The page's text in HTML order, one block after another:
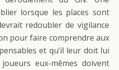
lorsque les places sont
redoubler de vigilance
pour faire comprendre aux
et qu’il leur doit lui
eux-mêmes doivent